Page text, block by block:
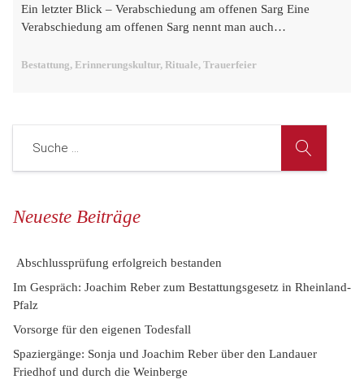
Ein letzter Blick – Verabschiedung am offenen Sarg Eine
Verabschiedung am offenen Sarg nennt man auch…
Bestattung, Erinnerungskultur, Rituale, Trauerfeier
Neueste Beiträge
Abschlussprüfung erfolgreich bestanden
Im Gespräch: Joachim Reber zum Bestattungsgesetz in Rheinland-
Pfalz
Vorsorge für den eigenen Todesfall
Spaziergänge: Sonja und Joachim Reber über den Landauer
Friedhof und durch die Weinberge